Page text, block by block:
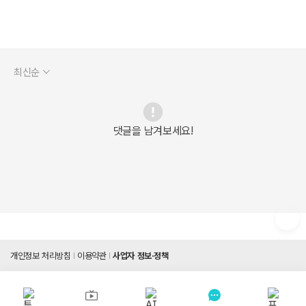
최신순
댓글을 남겨보세요!
개인정보 처리방침 이용약관 사업자 정보·정책